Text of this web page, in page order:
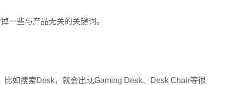
一些与产品无关的关键词。
如搜索Desk，就会出现Gaming Desk、Desk Chair等很